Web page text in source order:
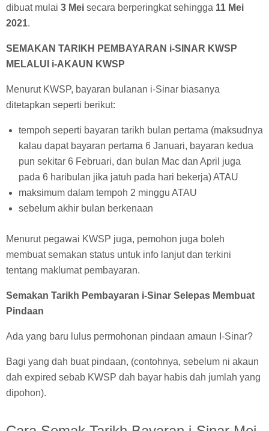
dibuat mulai 3 Mei secara berperingkat sehingga 11 Mei
2021.
SEMAKAN TARIKH PEMBAYARAN i-SINAR KWSP
MELALUI i-AKAUN KWSP
Menurut KWSP, bayaran bulanan i-Sinar biasanya
ditetapkan seperti berikut:
tempoh seperti bayaran tarikh bulan pertama (maksudnya
kalau dapat bayaran pertama 6 Januari, bayaran kedua
pun sekitar 6 Februari, dan bulan Mac dan April juga
pada 6 haribulan jika jatuh pada hari bekerja) ATAU
maksimum dalam tempoh 2 minggu ATAU
sebelum akhir bulan berkenaan
Menurut pegawai KWSP juga, pemohon juga boleh
membuat semakan status untuk info lanjut dan terkini
tentang maklumat pembayaran.
Semakan Tarikh Pembayaran i-Sinar Selepas Membuat
Pindaan
Ada yang baru lulus permohonan pindaan amaun I-Sinar?
Bagi yang dah buat pindaan, (contohnya, sebelum ni akaun
dah expired sebab KWSP dah bayar habis dah jumlah yang
dipohon).